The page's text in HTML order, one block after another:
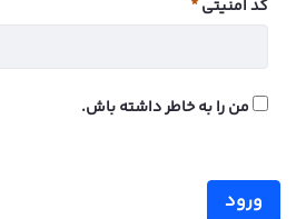
کد امنیتی
ضروری
من را به خاطر داشته باش.
ورود